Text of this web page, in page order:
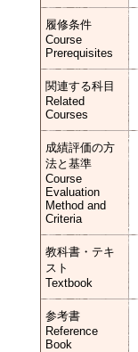
履修条件
Course
Prerequisites
関連する科目
Related
Courses
成績評価の方
法と基準
Course
Evaluation
Method and
Criteria
教科書・テキ
スト
Textbook
参考書
Reference
Book